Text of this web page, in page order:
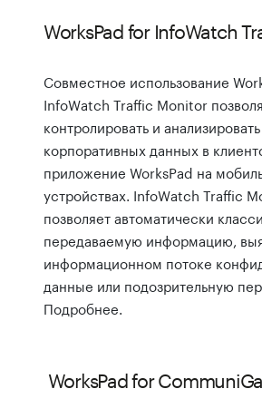
WorksPad for InfoWatch
Совместное использование
InfoWatch Traffic Monitor
контролировать и
корпоративных данных в
приложение WorksPad на
устройствах. InfoWatch Traffic
позволяет автоматически
передаваемую информацию,
информационном потоке
данные или подозрительную
Подробнее.
WorksPad for